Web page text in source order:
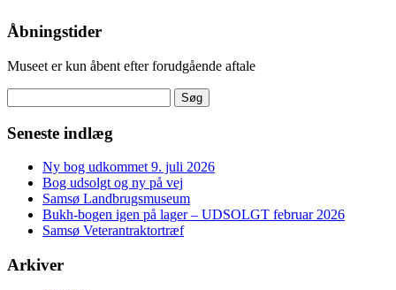
Åbningstider
Museet er kun åbent efter forudgående aftale
efter:
Seneste indlæg
Ny bog udkommet 9. juli 2026
Bog udsolgt og ny på vej
Samsø Landbrugsmuseum
Bukh-bogen igen på lager – UDSOLGT februar 2026
Samsø Veterantraktortræf
Arkiver